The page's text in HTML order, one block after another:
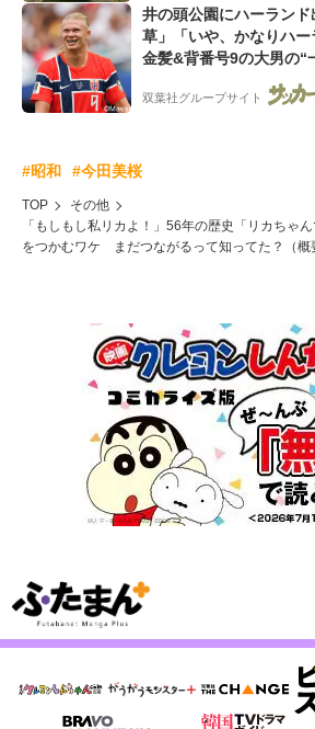
井の頭公園にハーラン
草」「いや、かなりハー
金髪&背番号9の大男の“
ー”映像が話題!「元気を
双葉社グループサイト
#昭和 #今田美桜
TOP
その他
「もしもし私リカよ！」56年の歴史「リカちゃ
をつかむワケ まだつながるって知ってた？（概